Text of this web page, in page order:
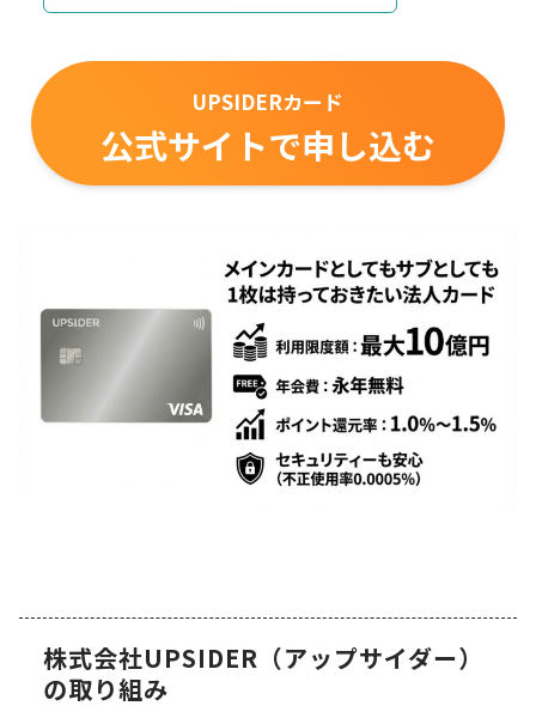
UPSIDERカード
公式サイトで申し込む
株式会社UPSIDER（アップサイダー）
の取り組み